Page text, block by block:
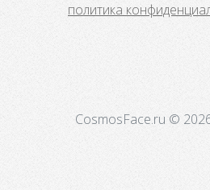
политика
CosmosFace.ru ©